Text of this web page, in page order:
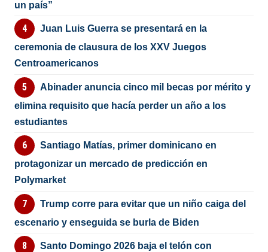
un país”
Juan Luis Guerra se presentará en la
ceremonia de clausura de los XXV Juegos
Centroamericanos
Abinader anuncia cinco mil becas por mérito y
elimina requisito que hacía perder un año a los
estudiantes
Santiago Matías, primer dominicano en
protagonizar un mercado de predicción en
Polymarket
Trump corre para evitar que un niño caiga del
escenario y enseguida se burla de Biden
Santo Domingo 2026 baja el telón con